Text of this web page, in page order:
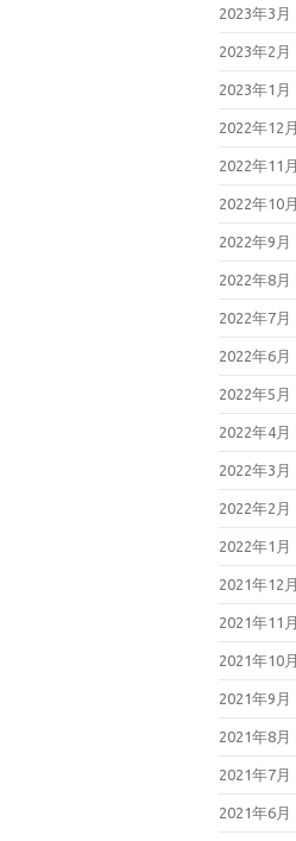
2023年3月
2023年2月
2023年1月
2022年12月
2022年11月
2022年10月
2022年9月
2022年8月
2022年7月
2022年6月
2022年5月
2022年4月
2022年3月
2022年2月
2022年1月
2021年12月
2021年11月
2021年10月
2021年9月
2021年8月
2021年7月
2021年6月